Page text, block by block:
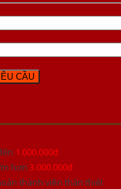
1.000.000đ
hơn 3.000.000đ
thành viên thân thiết